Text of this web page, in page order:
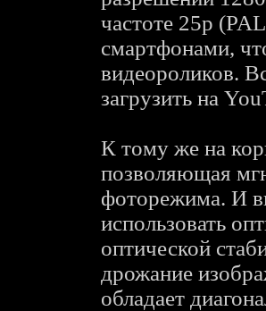
частоте 25p
смартфонами,
видеороликов.
загрузить на
К тому же на
позволяющая
фоторежима. И
использовать
оптической
дрожание
обладает